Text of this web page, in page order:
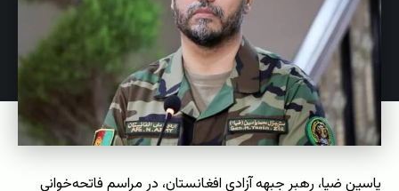
یاسین ضیا، رهبر جبهه آزادی افغانستان، در مراسم فاتحه‌خوانی